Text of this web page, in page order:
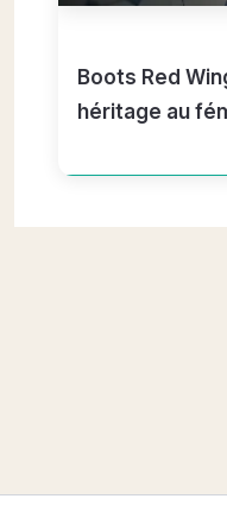
Boots Red
héritage au